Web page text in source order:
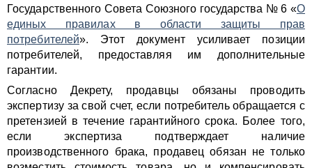
Государственного Совета Союзного государства № 6 «О
единых правилах в области защиты прав
потребителей». Этот документ усиливает позиции
потребителей, предоставляя им дополнительные
гарантии.
Согласно Декрету, продавцы обязаны проводить
экспертизу за свой счет, если потребитель обращается с
претензией в течение гарантийного срока. Более того,
если экспертиза подтверждает наличие
производственного брака, продавец обязан не только